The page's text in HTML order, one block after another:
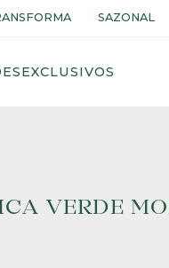
SAZONAL
EXCLUSIVOS
VERDE